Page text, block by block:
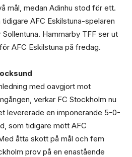
mål, medan Adinhu stod för ett.
AFC Eskilstuna-spelaren
Hammarby TFF ser ut
AFC Eskilstuna på fredag.
med oavgjort mot
verkar FC Stockholm nu
levererade en imponerande 5-0-
som tidigare mött AFC
åtta skott på mål och fem
prov på en enastående